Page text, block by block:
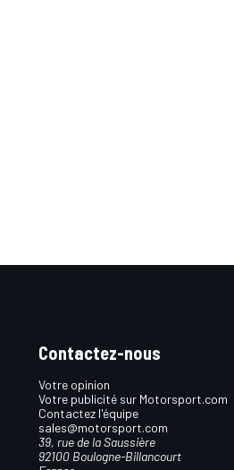
Contactez-nous
Votre opinion
Votre publicité sur Motorsport.com
Contactez l'équipe
sales@motorsport.com
39, rue de la Saussière
92100 Boulogne-Billancourt